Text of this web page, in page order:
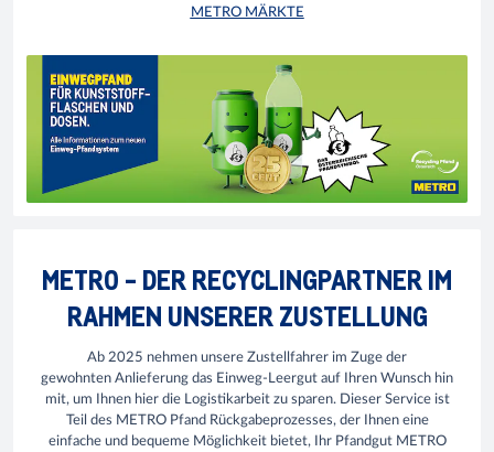
METRO MÄRKTE
METRO - DER RECYCLINGPARTNER IM
RAHMEN UNSERER ZUSTELLUNG
Ab 2025 nehmen unsere Zustellfahrer im Zuge der
gewohnten Anlieferung das Einweg-Leergut auf Ihren Wunsch hin
mit, um Ihnen hier die Logistikarbeit zu sparen. Dieser Service ist
Teil des METRO Pfand Rückgabeprozesses, der Ihnen eine
einfache und bequeme Möglichkeit bietet, Ihr Pfandgut METRO